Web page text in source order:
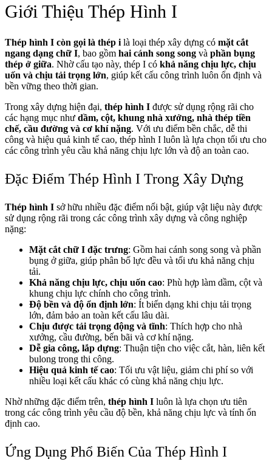
Giới Thiệu Thép Hình I
Thép hình I còn gọi là thép i là loại thép xây dựng có mặt cắt
ngang dạng chữ I, bao gồm hai cánh song song và phần bụng
thép ở giữa. Nhờ cấu tạo này, thép I có khả năng chịu lực, chịu
uốn và chịu tải trọng lớn, giúp kết cấu công trình luôn ổn định và
bền vững theo thời gian.
Trong xây dựng hiện đại, thép hình I được sử dụng rộng rãi cho
các hạng mục như dầm, cột, khung nhà xưởng, nhà thép tiền
chế, cầu đường và cơ khí nặng. Với ưu điểm bền chắc, dễ thi
công và hiệu quả kinh tế cao, thép hình I luôn là lựa chọn tối ưu cho
các công trình yêu cầu khả năng chịu lực lớn và độ an toàn cao.
Đặc Điểm Thép Hình I Trong Xây Dựng
Thép hình I sở hữu nhiều đặc điểm nổi bật, giúp vật liệu này được
sử dụng rộng rãi trong các công trình xây dựng và công nghiệp
nặng:
Mặt cắt chữ I đặc trưng: Gồm hai cánh song song và phần
bụng ở giữa, giúp phân bố lực đều và tối ưu khả năng chịu
tải.
Khả năng chịu lực, chịu uốn cao: Phù hợp làm dầm, cột và
khung chịu lực chính cho công trình.
Độ bền và độ ổn định lớn: Ít biến dạng khi chịu tải trọng
lớn, đảm bảo an toàn kết cấu lâu dài.
Chịu được tải trọng động và tĩnh: Thích hợp cho nhà
xưởng, cầu đường, bến bãi và cơ khí nặng.
Dễ gia công, lắp dựng: Thuận tiện cho việc cắt, hàn, liên kết
bulong trong thi công.
Hiệu quả kinh tế cao: Tối ưu vật liệu, giảm chi phí so với
nhiều loại kết cấu khác có cùng khả năng chịu lực.
Nhờ những đặc điểm trên, thép hình I luôn là lựa chọn ưu tiên
trong các công trình yêu cầu độ bền, khả năng chịu lực và tính ổn
định cao.
Ứng Dụng Phổ Biến Của Thép Hình I